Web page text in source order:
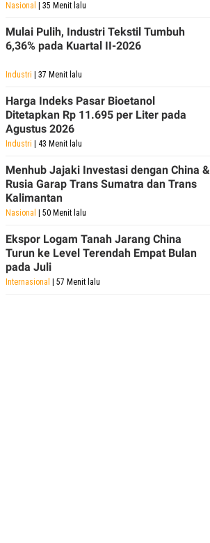
G
E
D
I
.
I
SITEMAPPROFILE
USE
PEDOMAN
PEMBERITAAN
POLICY
Nasional | 35 Menit lalu
Mulai Pulih, Industri Tekstil Tumbuh
6,36% pada Kuartal II-2026
Industri | 37 Menit lalu
Harga Indeks Pasar Bioetanol
Ditetapkan Rp 11.695 per Liter pada
Agustus 2026
Industri | 43 Menit lalu
Menhub Jajaki Investasi dengan China &
Rusia Garap Trans Sumatra dan Trans
Kalimantan
Nasional | 50 Menit lalu
Ekspor Logam Tanah Jarang China
Turun ke Level Terendah Empat Bulan
pada Juli
Internasional | 57 Menit lalu